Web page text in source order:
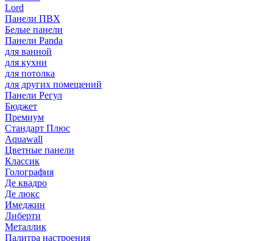
Lord
Панели ПВХ
Белые панели
Панели Panda
для ванной
для кухни
для потолка
для других помещений
Панели Регул
Бюджет
Премиум
Стандарт Плюс
Aquawall
Цветные панели
Классик
Голография
Де квадро
Де люкс
Имеджин
Либерти
Металлик
Палитра настроения